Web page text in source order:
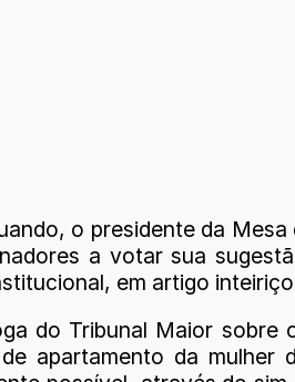
o presidente da
a votar sua
em artigo
do Tribunal Maior
apartamento da